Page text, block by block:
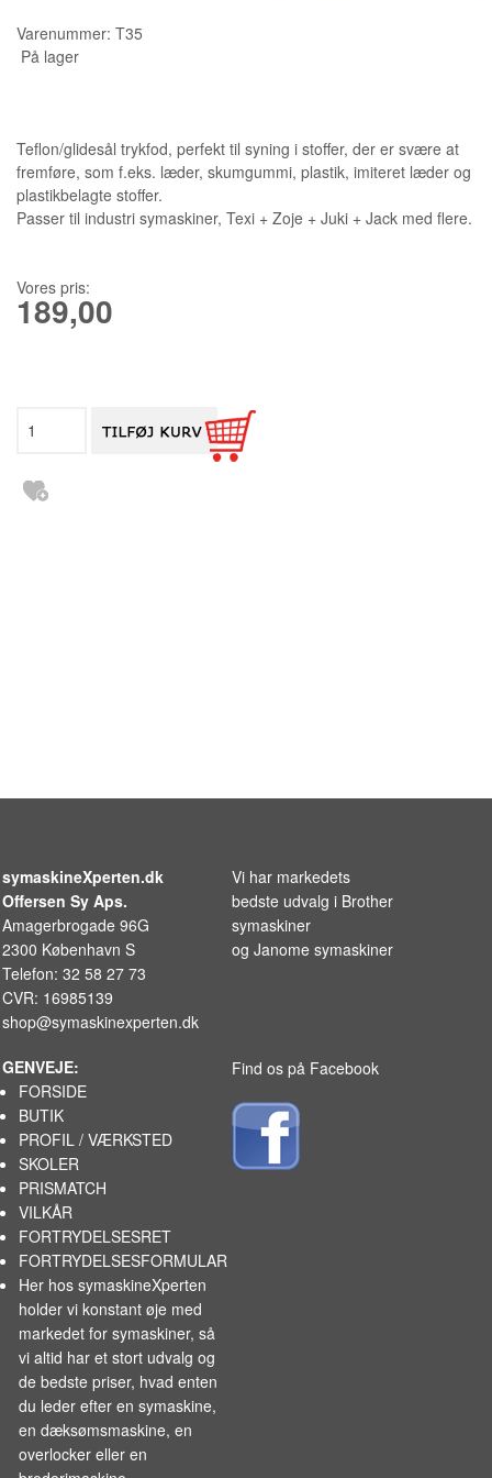
KURSER
Varenummer: T35
På lager
Teflon/glidesål trykfod, perfekt til syning i stoffer, der er svære at
fremføre, som f.eks. læder, skumgummi, plastik, imiteret læder og
plastikbelagte stoffer.
Passer til industri symaskiner, Texi + Zoje + Juki + Jack med flere.
Vores pris:
189,00
symaskineXperten.dk
Offersen Sy Aps.
Amagerbrogade 96G
2300 København S
Telefon: 32 58 27 73
CVR: 16985139
shop@symaskinexperten.dk
Vi har markedets
bedste udvalg i Brother
symaskiner
og Janome symaskiner
GENVEJE:
FORSIDE
BUTIK
PROFIL / VÆRKSTED
SKOLER
PRISMATCH
VILKÅR
FORTRYDELSESRET
FORTRYDELSESFORMULAR
Her hos symaskineXperten
holder vi konstant øje med
markedet forsymaskiner, så
vi altid har et stort udvalg og
de bedste priser, hvad enten
du leder efter en symaskine,
en dæksømsmaskine, en
overlocker eller en
Find os på Facebook